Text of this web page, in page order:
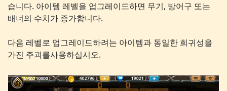
습니다. 아이템 레벨을 업그레이드하면 무기, 방어구 또는
배너의 수치가 증가합니다.
다음 레벨로 업그레이드하려는 아이템과 동일한 희귀성을
가진 주괴를사용하십시오.